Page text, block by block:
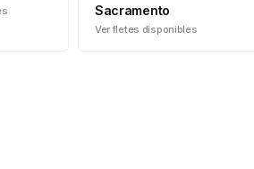
Sacramento
Ver fletes disponibles